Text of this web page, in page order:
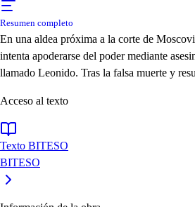
Resumen completo
En una aldea próxima a la corte de
intenta apoderarse del poder mediante
llamado Leonido. Tras la falsa muerte y
Acceso al texto
Texto BITESO
BITESO